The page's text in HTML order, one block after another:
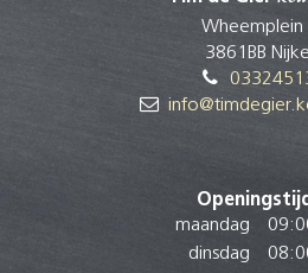
Wheemplein
3861BB
maandag
dinsdag